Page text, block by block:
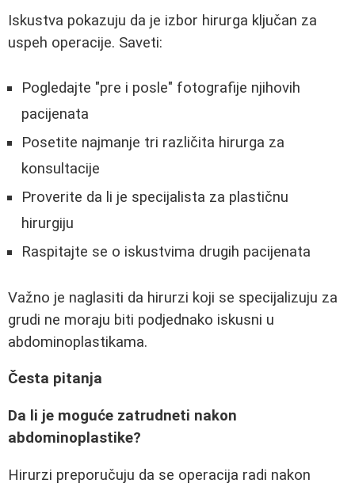
Iskustva pokazuju da je izbor hirurga ključan za
uspeh operacije. Saveti:
Pogledajte "pre i posle" fotografije njihovih
pacijenata
Posetite najmanje tri različita hirurga za
konsultacije
Proverite da li je specijalista za plastičnu
hirurgiju
Raspitajte se o iskustvima drugih pacijenata
Važno je naglasiti da hirurzi koji se specijalizuju za
grudi ne moraju biti podjednako iskusni u
abdominoplastikama.
Česta pitanja
Da li je moguće zatrudneti nakon
abdominoplastike?
Hirurzi preporučuju da se operacija radi nakon